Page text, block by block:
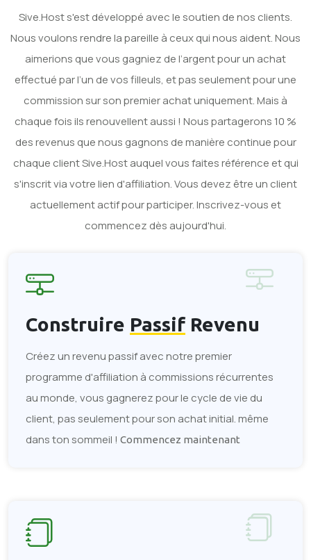
Sive.Host s'est développé avec le soutien de nos clients.
Nous voulons rendre la pareille à ceux qui nous aident. Nous
aimerions que vous gagniez de l’argent pour un achat
effectué par l’un de vos filleuls, et pas seulement pour une
commission sur son premier achat uniquement. Mais à
chaque fois ils renouvellent aussi ! Nous partagerons 10 %
des revenus que nous gagnons de manière continue pour
chaque client Sive.Host auquel vous faites référence et qui
s'inscrit via votre lien d'affiliation. Vous devez être un client
actuellement actif pour participer. Inscrivez-vous et
commencez dès aujourd'hui.
Construire Passif Revenu
Créez un revenu passif avec notre premier
programme d'affiliation à commissions récurrentes
au monde, vous gagnerez pour le cycle de vie du
client, pas seulement pour son achat initial. même
dans ton sommeil ! Commencez maintenant